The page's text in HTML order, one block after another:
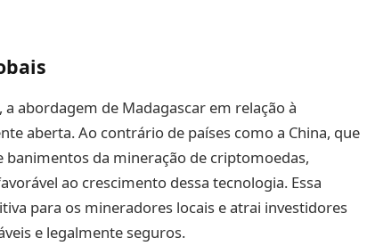
abordagem de Madagascar em relação à
aberta. Ao contrário de países como a China, que
da mineração de criptomoedas,
ao crescimento dessa tecnologia. Essa
para os mineradores locais e atrai investidores
e legalmente seguros.